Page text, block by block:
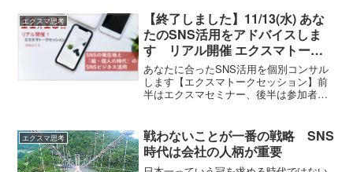
なり個性的だなって思う。個...
エクスマ思考
【終了しました】11/13(水) あな
たのSNS活用をアドバイスしま
す リアル開催 エクスマトーク
セッション SNSの現在地と
「超・個人の時代」のSNSビジネ
ス活用
あなたに合ったSNS活用を個別コンサル
します【エクスマトークセッション】前
半はエクスマセミナー、後半は参加者さ
フォームの最新の傾向。アルゴリズムの
変化や、どういうアプ...
エクスマ思考
戦わないことが一番の戦略 SNS
時代は会社の人柄が重要